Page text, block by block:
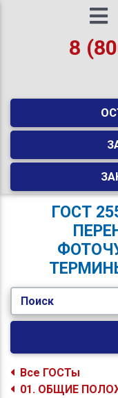
8
ГОСТ
Поиск
Все ГОСТы
01. ОБЩИЕ